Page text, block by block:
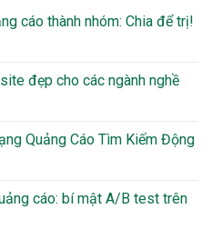
cáo thành nhóm: Chia để trị!
đẹp cho các ngành nghề
Quảng Cáo Tìm Kiếm Động
cáo: bí mật A/B test trên